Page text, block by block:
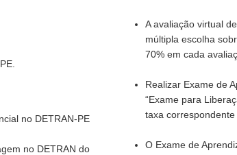
no DETRAN-PE
no DETRAN do
A avaliação virtual
múltipla escolha
70% em cada
Realizar Exame de
“Exame para
taxa
O Exame de